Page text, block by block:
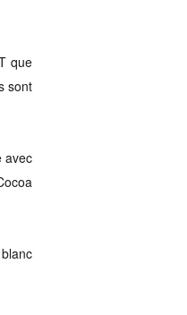
que
sont
avec